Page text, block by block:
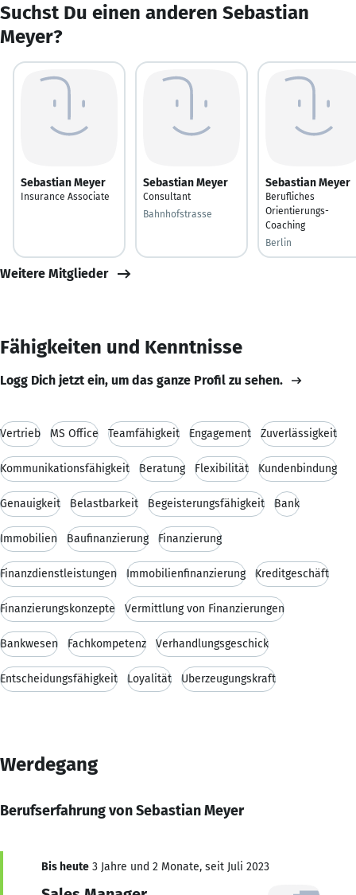
Suchst Du einen anderen Sebastian
Meyer?
Sebastian Meyer
Insurance Associate
Sebastian Meyer
Consultant
Bahnhofstrasse
Sebastian Meyer
Berufliches
Orientierungs-
Coaching
Berlin
Weitere Mitglieder
Fähigkeiten und Kenntnisse
Logg Dich jetzt ein, um das ganze Profil zu sehen.
Vertrieb MS Office Teamfähigkeit Engagement Zuverlässigkeit
Kommunikationsfähigkeit Beratung Flexibilität Kundenbindung
Genauigkeit Belastbarkeit Begeisterungsfähigkeit Bank
Immobilien Baufinanzierung Finanzierung
Finanzdienstleistungen Immobilienfinanzierung Kreditgeschäft
Finanzierungskonzepte Vermittlung von Finanzierungen
Bankwesen Fachkompetenz Verhandlungsgeschick
Entscheidungsfähigkeit Loyalität Überzeugungskraft
Werdegang
Berufserfahrung von Sebastian Meyer
Bis heute 3 Jahre und 2 Monate, seit Juli 2023